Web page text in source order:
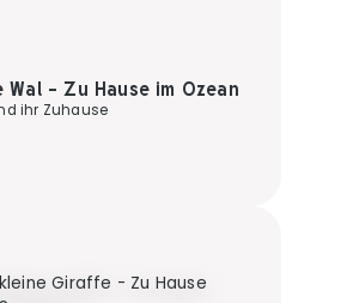
Wal - Zu Hause im Ozean
ihr Zuhause
Preis: